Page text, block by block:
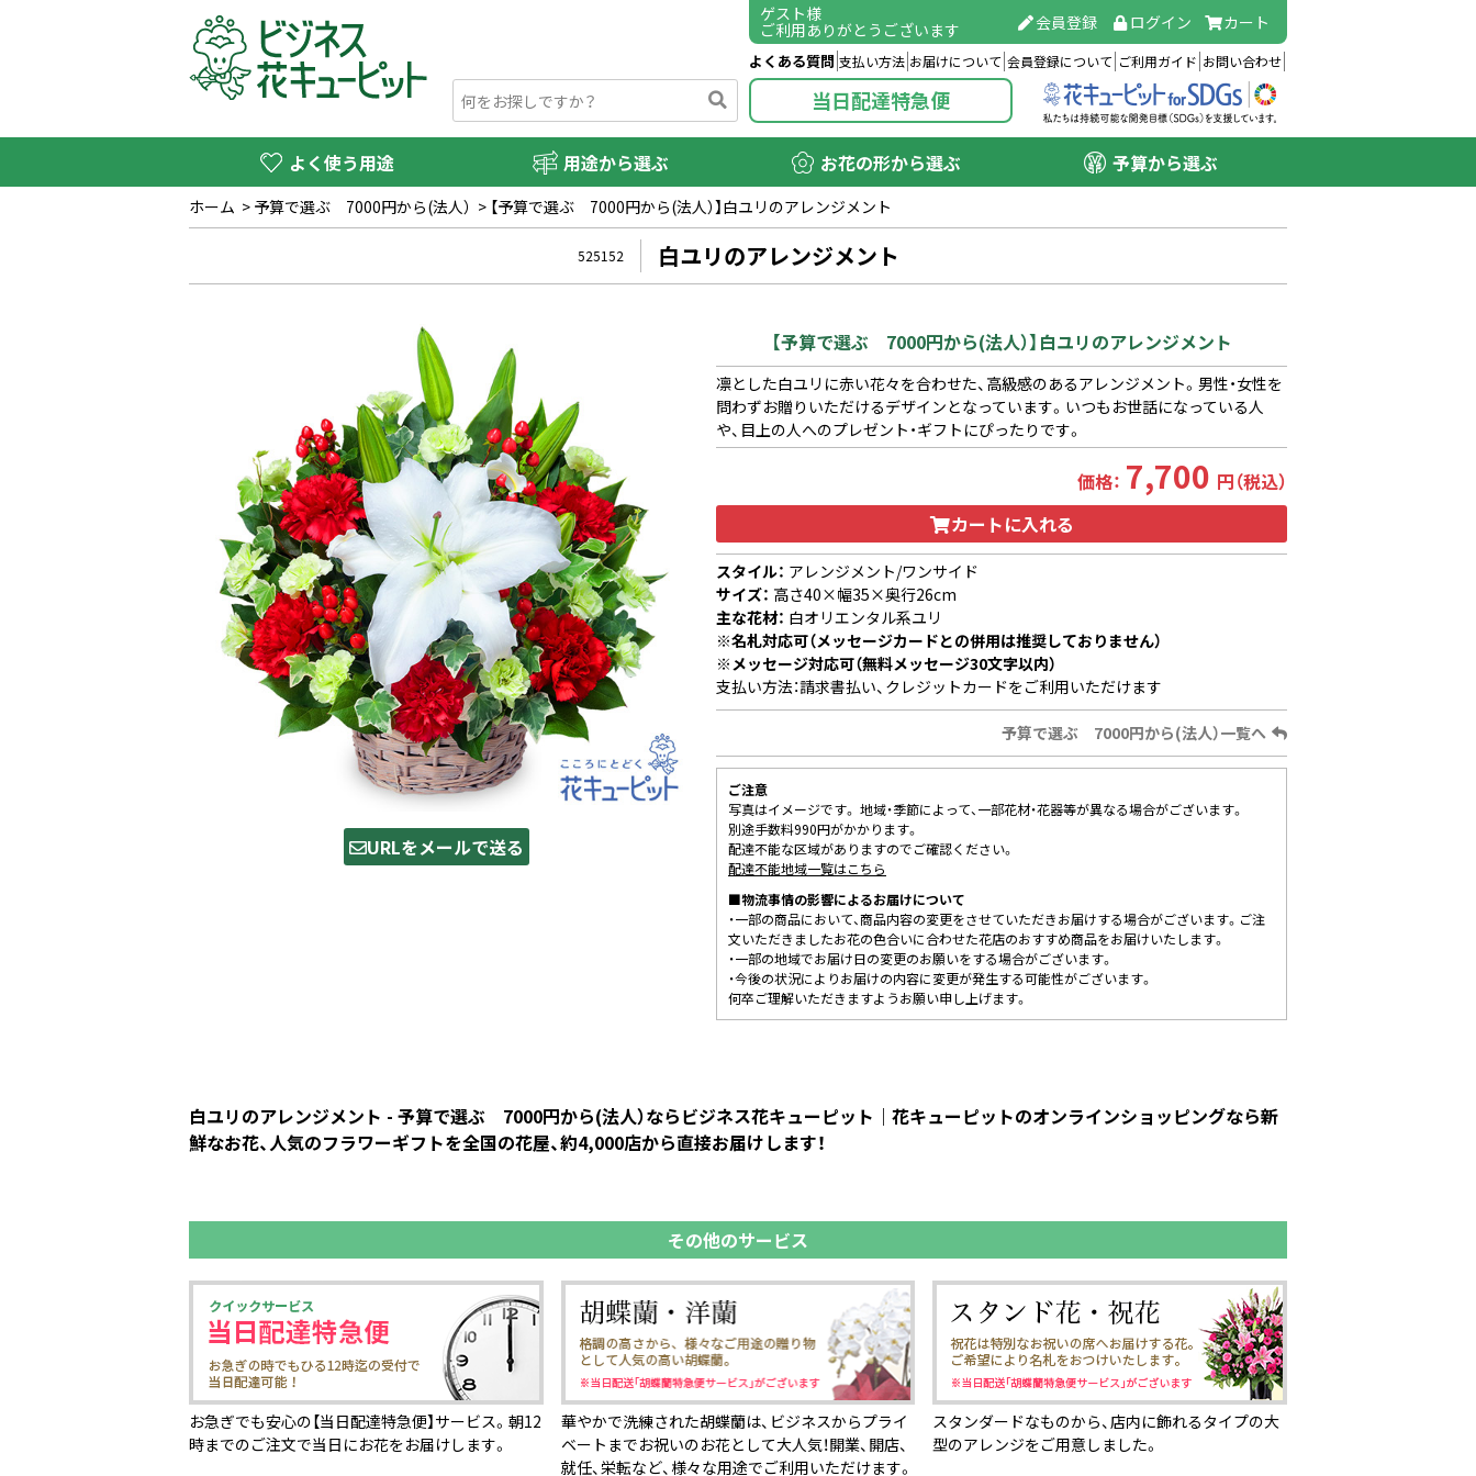
ゲスト様
ご利用ありがとうございます 会員登録 ログイン カート
よくある質問 支払い方法 お届けについて 会員登録について ご利用ガイド お問い合わせ
当日配達特急便
よく使う用途 用途から選ぶ お花の形から選ぶ 予算から選ぶ
ホーム > 予算で選ぶ 7000円から(法人） > 【予算で選ぶ 7000円から(法人）】白ユリのアレンジメント
525152 白ユリのアレンジメント
URLをメールで送る
【予算で選ぶ 7000円から(法人）】白ユリのアレンジメント
凛とした白ユリに赤い花々を合わせた、高級感のあるアレンジメント。男性・女性を
問わずお贈りいただけるデザインとなっています。いつもお世話になっている人
や、目上の人へのプレゼント・ギフトにぴったりです。
価格： 7,700 円（税込）
カートに入れる
スタイル： アレンジメント/ワンサイド
サイズ： 高さ40×幅35×奥行26cm
主な花材： 白オリエンタル系ユリ
※名札対応可（メッセージカードとの併用は推奨しておりません）
※メッセージ対応可（無料メッセージ30文字以内）
支払い方法：請求書払い、クレジットカードをご利用いただけます
予算で選ぶ 7000円から(法人）一覧へ
ご注意
写真はイメージです。 地域・季節によって、一部花材・花器等が異なる場合がございます。
別途手数料990円がかかります。
配達不能な区域がありますのでご確認ください。
配達不能地域一覧はこちら
■物流事情の影響によるお届けについて
・一部の商品において、商品内容の変更をさせていただきお届けする場合がございます。ご注
文いただきましたお花の色合いに合わせた花店のおすすめ商品をお届けいたします。
・一部の地域でお届け日の変更のお願いをする場合がございます。
・今後の状況によりお届けの内容に変更が発生する可能性がございます。
何卒ご理解いただきますようお願い申し上げます。
白ユリのアレンジメント - 予算で選ぶ 7000円から(法人）ならビジネス花キューピット｜花キューピットのオンラインショッピングなら新
鮮なお花、人気のフラワーギフトを全国の花屋、約4,000店から直接お届けします！
その他のサービス
お急ぎでも安心の【当日配達特急便】サービス。朝12
時までのご注文で当日にお花をお届けします。
華やかで洗練された胡蝶蘭は、ビジネスからプライ
ベートまでお祝いのお花として大人気！開業、開店、
就任、栄転など、様々な用途でご利用いただけます。
スタンダードなものから、店内に飾れるタイプの大
型のアレンジをご用意しました。